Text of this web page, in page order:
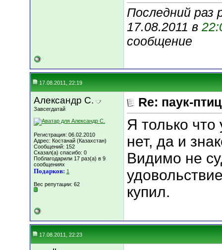
Последний раз
17.08.2011 в
сообщение
17.08.2011, 22:19
Александр С.
Завсегдатай
Регистрация: 06.02.2010
Адрес: Костанай (Казахстан)
Сообщений: 152
Сказал(а) спасибо: 0
Поблагодарили 17 раз(а) в 9
сообщениях
Подарков: 1
Вес репутации: 62
Re: паук-
Я только что
нет, да и
Видимо не
купил.
17.08.2011, 22:23